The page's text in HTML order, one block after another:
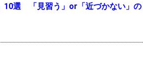
10選 「見習う」or「近づかない」の